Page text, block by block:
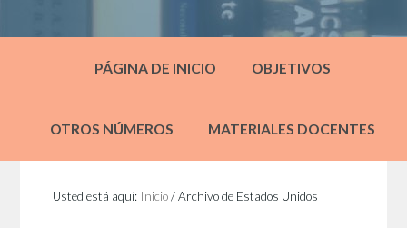
PÁGINA DE INICIO OBJETIVOS
OTROS NÚMEROS MATERIALES DOCENTES
Usted está aquí: Inicio /Archivo de Estados Unidos